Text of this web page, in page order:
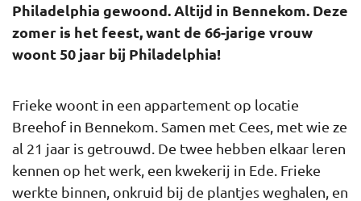
Philadelphia gewoond. Altijd in Bennekom. Deze
zomer is het feest, want de 66-jarige vrouw
woont 50 jaar bij Philadelphia!
Frieke woont in een appartement op locatie
Breehof in Bennekom. Samen met Cees, met wie ze
al 21 jaar is getrouwd. De twee hebben elkaar leren
kennen op het werk, een kwekerij in Ede. Frieke
werkte binnen, onkruid bij de plantjes weghalen, en